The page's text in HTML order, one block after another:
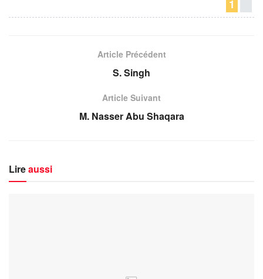
1
Article Précédent
S. Singh
Article Suivant
M. Nasser Abu Shaqara
Lireaussi